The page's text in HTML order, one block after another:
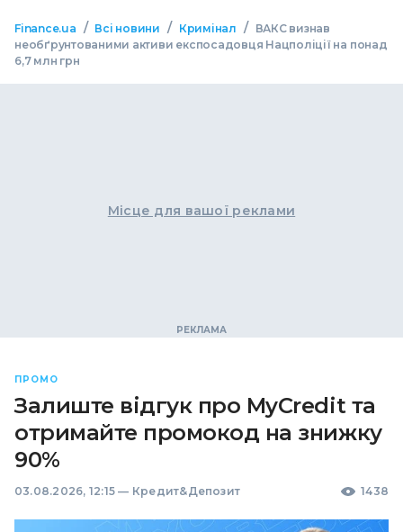
Finance.ua / Всі новини / Кримінал /
ВАКС визнав
необґрунтованими активи експосадовця Нацполіції на понад
6,7 млн грн
Місце для вашої реклами
ПРОМО
Залиште відгук про MyCredit та
отримайте промокод на знижку
90%
03.08.2026, 12:15 — Кредит&Депозит 1438